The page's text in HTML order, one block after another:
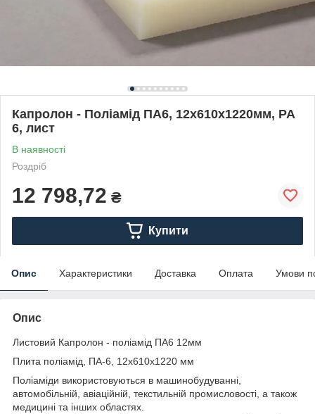
Капролон - Поліамід ПА6, 12х610х1220мм, PA
6, лист
В наявності
Роздріб
12 798,72 ₴
Купити
Опис Характеристики Доставка Оплата Умови
Опис
Листовий Капролон - поліамід ПА6 12мм
Плита поліамід, ПА-6, 12х610х1220 мм
Поліаміди використовуються в машинобудуванні,
автомобільній, авіаційній, текстильній промисловості, а також
медицині та інших областях.